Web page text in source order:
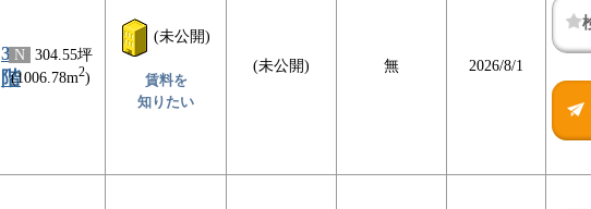
3
階
N
304.55坪
(1006.78m2)
(未公開)
賃料を
知りたい
(未公開) 無 2026/8/1